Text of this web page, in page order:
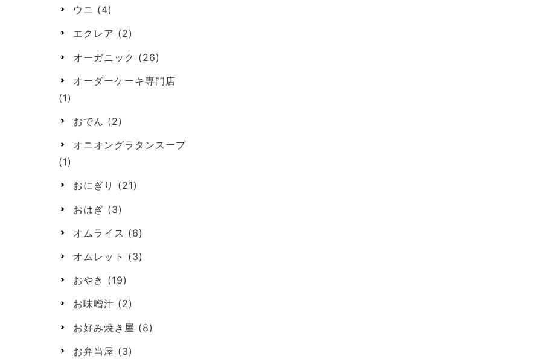
ウニ (4)
エクレア (2)
オーガニック (26)
オーダーケーキ専門店
(1)
おでん (2)
オニオングラタンスープ
(1)
おにぎり (21)
おはぎ (3)
オムライス (6)
オムレット (3)
おやき (19)
お味噌汁 (2)
お好み焼き屋 (8)
お弁当屋 (3)